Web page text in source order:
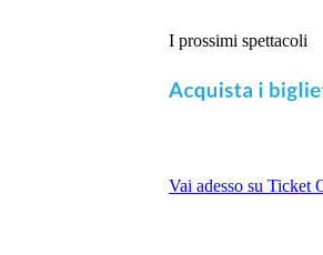
I prossimi spettacoli
Vai adesso su Ticket